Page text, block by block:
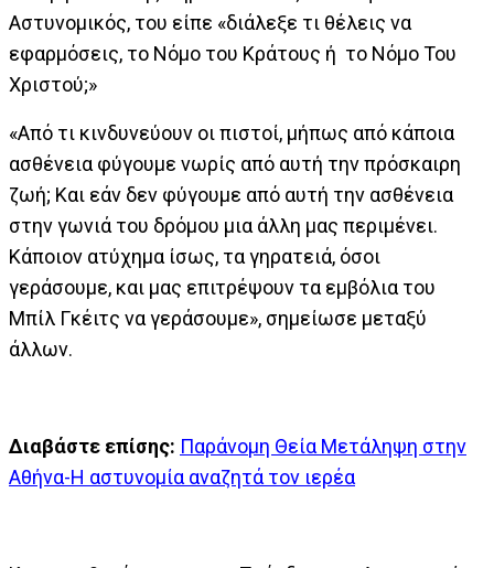
Αστυνομικός, του είπε «διάλεξε τι θέλεις να
εφαρμόσεις, το Νόμο του Κράτους ή το Νόμο Του
Χριστού;»
«Από τι κινδυνεύουν οι πιστοί, μήπως από κάποια
ασθένεια φύγουμε νωρίς από αυτή την πρόσκαιρη
ζωή; Και εάν δεν φύγουμε από αυτή την ασθένεια
στην γωνιά του δρόμου μια άλλη μας περιμένει.
Κάποιον ατύχημα ίσως, τα γηρατειά, όσοι
γεράσουμε, και μας επιτρέψουν τα εμβόλια του
Μπίλ Γκέιτς να γεράσουμε», σημείωσε μεταξύ
άλλων.
Διαβάστε επίσης: Παράνομη Θεία Μετάληψη στην
Αθήνα-Η αστυνομία αναζητά τον ιερέα